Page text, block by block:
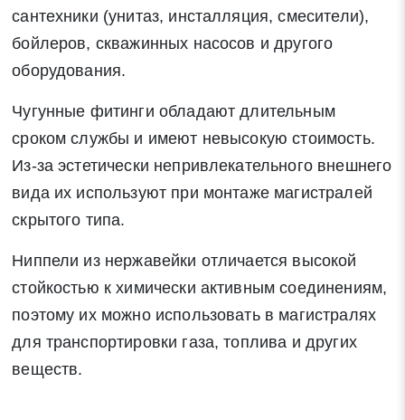
сантехники (унитаз, инсталляция, смесители),
бойлеров, скважинных насосов и другого
оборудования.
Чугунные фитинги обладают длительным
сроком службы и имеют невысокую стоимость.
Из-за эстетически непривлекательного внешнего
вида их используют при монтаже магистралей
скрытого типа.
Ниппели из нержавейки отличается высокой
стойкостью к химически активным соединениям,
поэтому их можно использовать в магистралях
для транспортировки газа, топлива и других
веществ.